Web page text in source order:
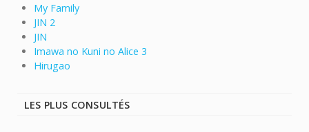
My Family
JIN 2
JIN
Imawa no Kuni no Alice 3
Hirugao
LES PLUS CONSULTÉS